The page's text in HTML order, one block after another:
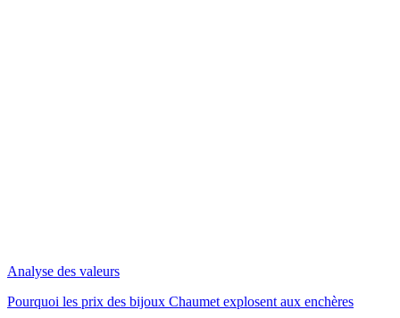
Analyse des valeurs
Pourquoi les prix des bijoux Chaumet explosent aux enchères